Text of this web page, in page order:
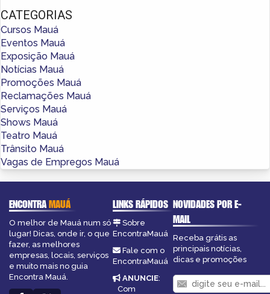
CATEGORIAS
Cursos Mauá
Eventos Mauá
Exposição Mauá
Notícias Mauá
Promoções Mauá
Reclamações Mauá
Serviços Mauá
Shows Mauá
Teatro Mauá
Trânsito Mauá
Vagas de Empregos Mauá
ENCONTRAMAUÁ
O melhor de Mauá num só
lugar! Dicas, onde ir, o que
fazer, as melhores
empresas, locais, serviços
e muito mais no guia
Encontra Mauá.
LINKS RÁPIDOS
Sobre
EncontraMauá
Fale com o
EncontraMauá
ANUNCIE:
Com
NOVIDADES POR E-
MAIL
Receba grátis as
principais notícias,
dicas e promoções